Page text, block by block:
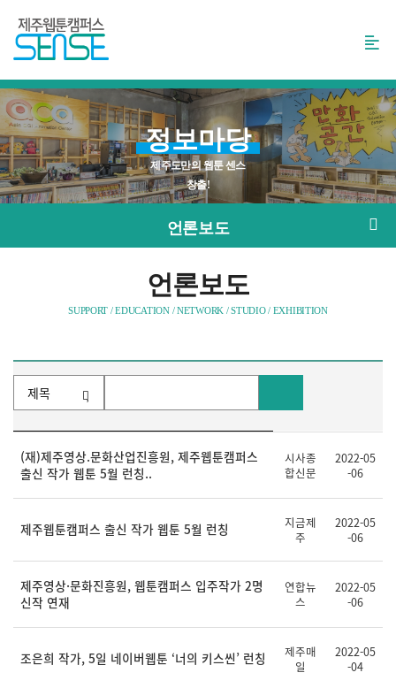
문
바
로
가
기
정보마당
제주도만의 웹툰 센스
창출!
언론보도
언론보도
SUPPORT / EDUCATION / NETWORK / STUDIO / EXHIBITION
검색조건
제
목
출
처
보
도
일
(재)제주영상.문화산업진흥원, 제주웹툰캠퍼스
출신 작가 웹툰 5월 런칭..
시사종
합신문
2022-05
-06
제주웹툰캠퍼스 출신 작가 웹툰 5월 런칭
지금제
주
2022-05
-06
제주영상·문화진흥원, 웹툰캠퍼스 입주작가 2명
신작 연재
연합뉴
스
2022-05
-06
조은희 작가, 5일 네이버웹툰 ‘너의 키스씬’ 런칭
제주매
일
2022-05
-04